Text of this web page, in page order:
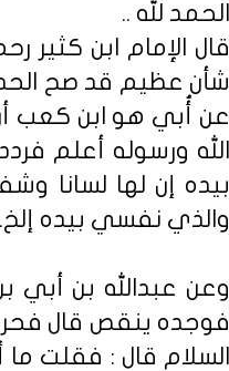
الحمد لله ..
قال الإمام ابن كثير
شأن عظيم قد صح
عن أُبي هو ابن كعب
الله ورسوله أعلم
بيده إن لها لسانا
والذي نفسي بيده إلخ.
وعن عبدالله بن أبي
فوجده ينقص قال
السلام قال : فقلت